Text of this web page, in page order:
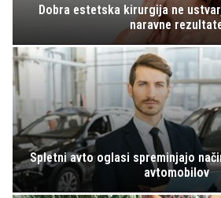
Dobra estetska kirurgija ne
naravne
Spletni avto oglasi spreminjajo
avtomobilov